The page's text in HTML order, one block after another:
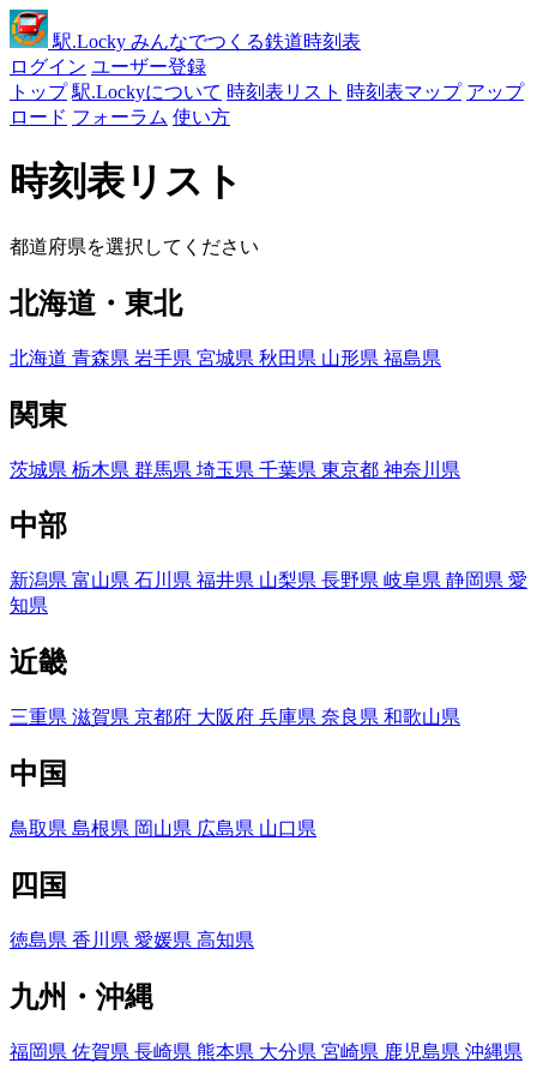
駅.Locky みんなでつくる鉄道時刻表
ログイン ユーザー登録
トップ 駅.Lockyについて 時刻表リスト 時刻表マップ アップ
ロード フォーラム 使い方
時刻表リスト
都道府県を選択してください
北海道・東北
北海道 青森県 岩手県 宮城県 秋田県 山形県 福島県
関東
茨城県 栃木県 群馬県 埼玉県 千葉県 東京都 神奈川県
中部
新潟県 富山県 石川県 福井県 山梨県 長野県 岐阜県 静岡県 愛
知県
近畿
三重県 滋賀県 京都府 大阪府 兵庫県 奈良県 和歌山県
中国
鳥取県 島根県 岡山県 広島県 山口県
四国
徳島県 香川県 愛媛県 高知県
九州・沖縄
福岡県 佐賀県 長崎県 熊本県 大分県 宮崎県 鹿児島県 沖縄県